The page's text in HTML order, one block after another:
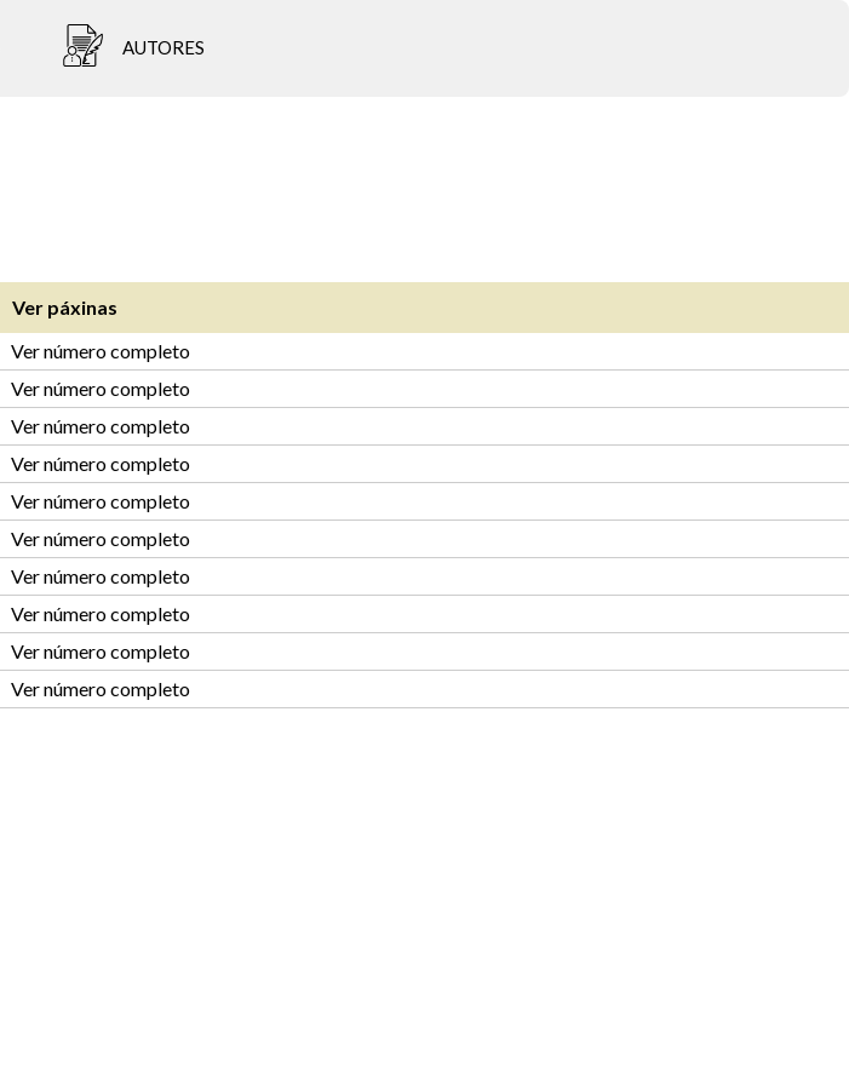
AUTORES
Ver páxinas
Ver número completo
Ver número completo
Ver número completo
Ver número completo
Ver número completo
Ver número completo
Ver número completo
Ver número completo
Ver número completo
Ver número completo